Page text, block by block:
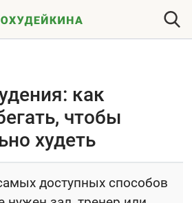
как
чтобы
худеть
доступных способов